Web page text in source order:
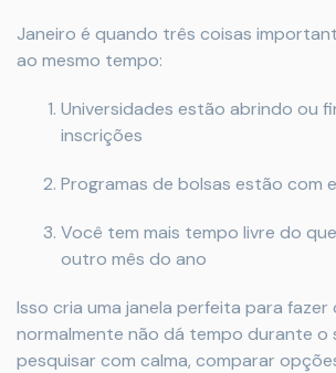
Janeiro é quando três coisas
ao mesmo tempo:
Universidades estão abrindo ou
inscrições
Programas de bolsas estão com
Você tem mais tempo livre do
outro mês do ano
Isso cria uma janela perfeita para fazer
normalmente não dá tempo durante o
pesquisar com calma, comparar